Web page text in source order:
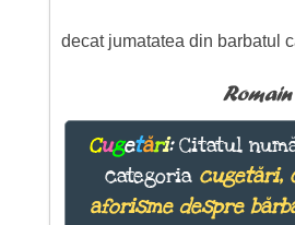
decat jumatatea din barbatul
Cugetări:Citatul
categoria cugetări,
aforisme despre